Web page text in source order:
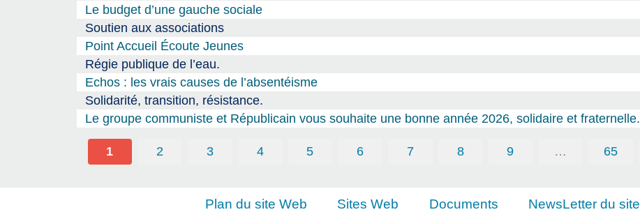
Le budget d’une gauche sociale
Soutien aux associations
Point Accueil Écoute Jeunes
Régie publique de l’eau.
Echos : les vrais causes de l’absentéisme
Solidarité, transition, résistance.
Le groupe communiste et Républicain vous souhaite une bonne année 2026, solidaire et fraternelle.
1 2 3 4 5 6 7 8 9 … 65
Plan du site Web Sites Web Documents NewsLetter du site